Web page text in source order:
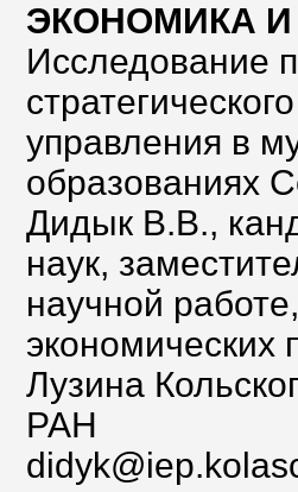
ЭКОНОМИКА
Исследование
управления в
образованиях
Дидык В.В.,
наук,
научной
экономических
Лузина
РАН